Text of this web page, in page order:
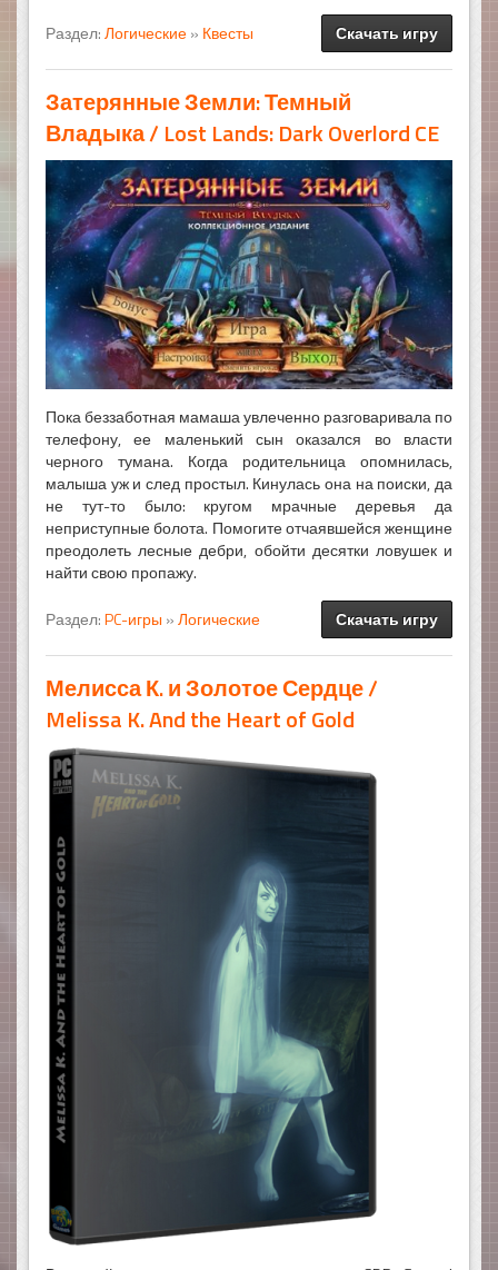
Раздел:Логические» Квесты Скачать игру
Затерянные Земли: Темный
Владыка / Lost Lands: Dark Overlord CE
Пока беззаботная мамаша увлеченно разговаривала по
телефону, ее маленький сын оказался во власти
черного тумана. Когда родительница опомнилась,
малыша уж и след простыл. Кинулась она на поиски, да
не тут-то было: кругом мрачные деревья да
неприступные болота. Помогите отчаявшейся женщине
преодолеть лесные дебри, обойти десятки ловушек и
найти свою пропажу.
Раздел:PC-игры»Логические Скачать игру
Мелисса К. и Золотое Сердце /
Melissa K. And the Heart of Gold